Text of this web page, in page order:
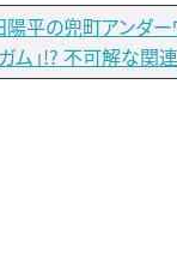
平の兜町アンダー
ガム」!? 不可解な関連